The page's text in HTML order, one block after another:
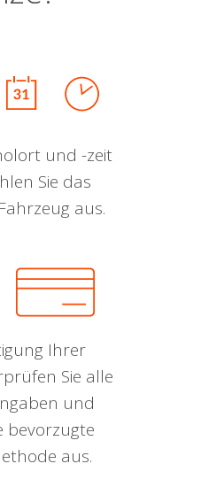
und -zeit
Sie das
aus.
Ihrer
Sie alle
und
bevorzugte
aus.